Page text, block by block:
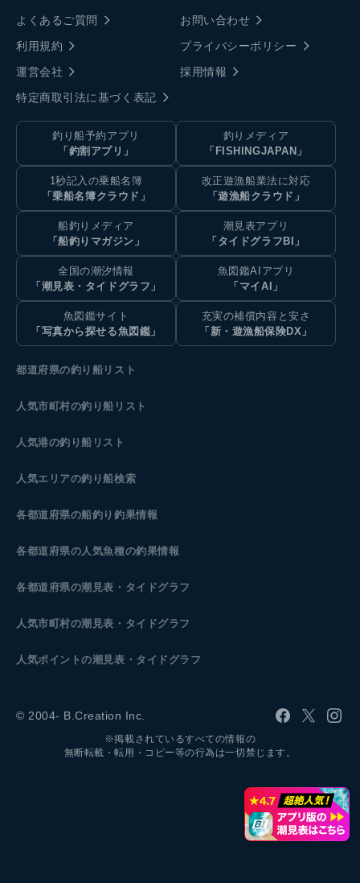
よくあるご質問
お問い合わせ
利用規約
プライバシーポリシー
運営会社
採用情報
特定商取引法に基づく表記
釣り船予約アプリ
「釣割アプリ」
釣りメディア
「FISHINGJAPAN」
1秒記入の乗船名簿
「乗船名簿クラウド」
改正遊漁船業法に対応
「遊漁船クラウド」
船釣りメディア
「船釣りマガジン」
潮見表アプリ
「タイドグラフBI」
全国の潮汐情報
「潮見表・タイドグラフ」
魚図鑑AIアプリ
「マイAI」
魚図鑑サイト
「写真から探せる魚図鑑」
充実の補償内容と安さ
「新・遊漁船保険DX」
都道府県の釣り船リスト
人気市町村の釣り船リスト
人気港の釣り船リスト
人気エリアの釣り船検索
各都道府県の船釣り釣果情報
各都道府県の人気魚種の釣果情報
各都道府県の潮見表 ・タイドグラフ
人気市町村の潮見表・タイドグラフ
人気ポイントの潮見表・タイドグラフ
© 2004- B.Creation Inc.
※掲載されているすべての情報の
無断転載・転用・コピー等の行為は一切禁じます。